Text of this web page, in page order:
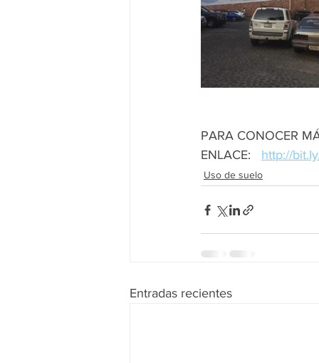
PARA CONOCER
ENLACE: http://
Uso de suelo
Entradas recientes